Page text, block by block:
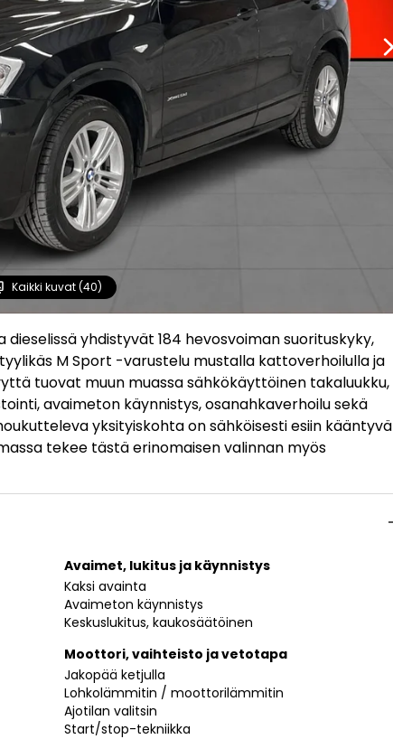
Kaikki kuvat (40)
yhdistyvät 184 hevosvoiman suorituskyky,
M Sport -varustelu mustalla kattoverhoilulla ja
tuovat muun muassa sähkökäyttöinen takaluukku,
avaimeton käynnistys, osanahkaverhoilu sekä
yksityiskohta on sähköisesti esiin kääntyvä
tekee tästä erinomaisen valinnan myös
Avaimet, lukitus ja käynnistys
Kaksi avainta
Avaimeton käynnistys
Keskuslukitus, kaukosäätöinen
Moottori, vaihteisto ja vetotapa
Jakopää ketjulla
Lohkolämmitin / moottorilämmitin
Ajotilan valitsin
Start/stop-tekniikka